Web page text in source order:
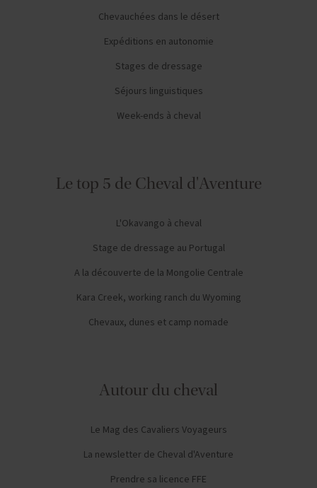
Chevauchées dans le désert
Expéditions en autonomie
Stages de dressage
Séjours linguistiques
Week-ends à cheval
Le top 5 de Cheval d'Aventure
L'Okavango à cheval
Stage de dressage au Portugal
A la découverte de la Mongolie Centrale
Kara Creek, working ranch du Wyoming
Chevaux, dunes et camp nomade
Autour du cheval
Le Mag des Cavaliers Voyageurs
La newsletter de Cheval d'Aventure
Prendre sa licence FFE